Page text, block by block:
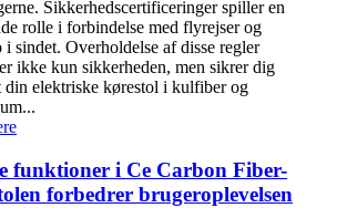
Sikkerhedscertificeringer spiller en
rolle i forbindelse med flyrejser og
i sindet. Overholdelse af disse regler
ikke kun sikkerheden, men sikrer dig
din elektriske kørestol i kulfiber og
funktioner i Ce Carbon Fiber-
forbedrer brugeroplevelsen